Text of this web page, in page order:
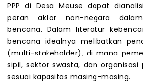
PPP di Desa Meuse dapat
peran aktor non-negara dalam
bencana. Dalam literatur
bencana idealnya melibatkan
(multi-stakeholder), di mana
sipil, sektor swasta, dan organisasi
sesuai kapasitas masing-masing.